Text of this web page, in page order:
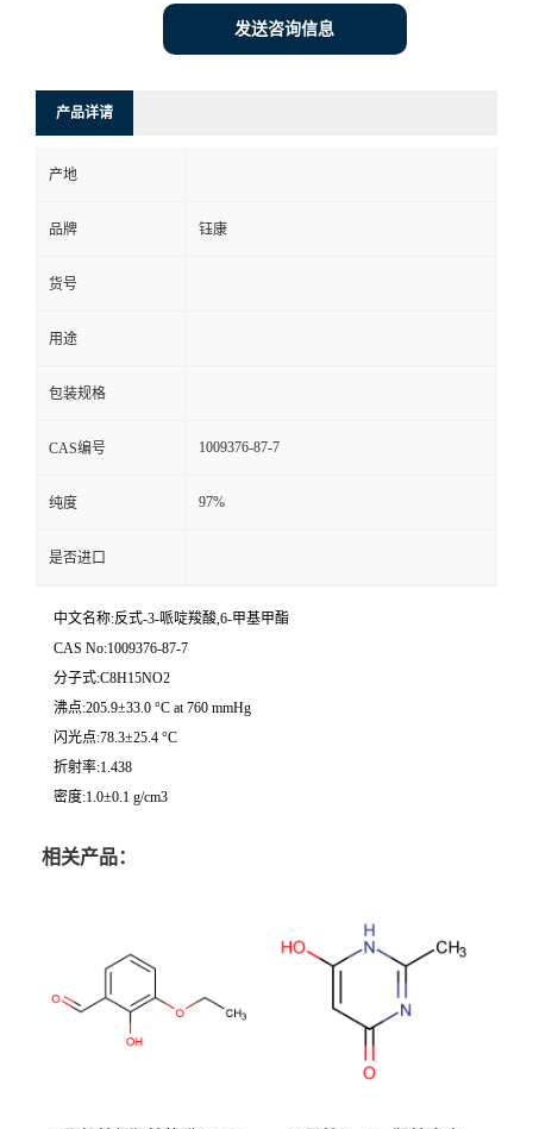
发送咨询信息
产品详请
产地
品牌 钰康
货号
用途
包装规格
CAS编号 1009376-87-7
纯度 97%
是否进口
中文名称:反式-3-哌啶羧酸,6-甲基甲酯
CAS No:1009376-87-7
分子式:C8H15NO2
沸点:205.9±33.0 °C at 760 mmHg
闪光点:78.3±25.4 °C
折射率:1.438
密度:1.0±0.1 g/cm3
相关产品：